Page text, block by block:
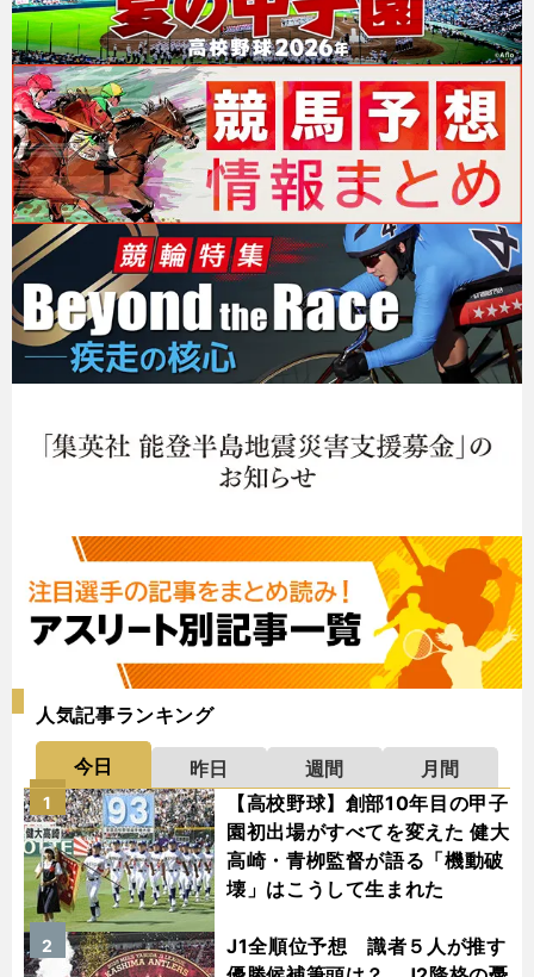
人気記事ランキング
今日 昨日 週間
月間
【高校野球】創部10年目の甲子
園初出場がすべてを変えた 健大
高崎・青栁監督が語る「機動破
壊」はこうして生まれた
1
J1全順位予想 識者５人が推す
2